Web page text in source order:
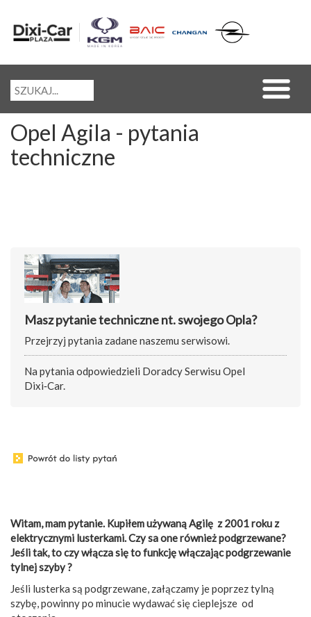
Opel Agila - pytania
techniczne
Masz pytanie techniczne nt. swojego Opla?
Przejrzyj pytania zadane naszemu serwisowi.
Na pytania odpowiedzieli Doradcy Serwisu Opel
Dixi‑Car.
Witam, mam pytanie. Kupiłem używaną Agilę z 2001 roku z
elektrycznymi lusterkami. Czy sa one również podgrzewane?
Jeśli tak, to czy włącza się to funkcję włączając podgrzewanie
tylnej szyby ?
Jeśli lusterka są podgrzewane, załączamy je poprzez tylną
szybę, powinny po minucie wydawać się cieplejsze od